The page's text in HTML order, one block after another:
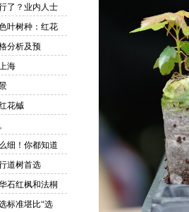
了？业内人士
叶树种：红花
分析及预
海
花槭
细！你都知道
道树首选
石红枫和法桐
标准堪比“选